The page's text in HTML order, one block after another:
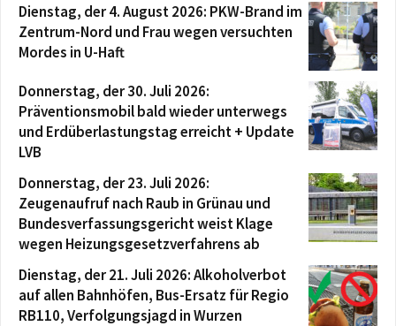
Dienstag, der 4. August 2026: PKW-Brand im
Zentrum-Nord und Frau wegen versuchten
Mordes in U-Haft
Donnerstag, der 30. Juli 2026:
Präventionsmobil bald wieder unterwegs
und Erdüberlastungstag erreicht + Update
LVB
Donnerstag, der 23. Juli 2026:
Zeugenaufruf nach Raub in Grünau und
Bundesverfassungsgericht weist Klage
wegen Heizungsgesetzverfahrens ab
Dienstag, der 21. Juli 2026: Alkoholverbot
auf allen Bahnhöfen, Bus-Ersatz für Regio
RB110, Verfolgungsjagd in Wurzen